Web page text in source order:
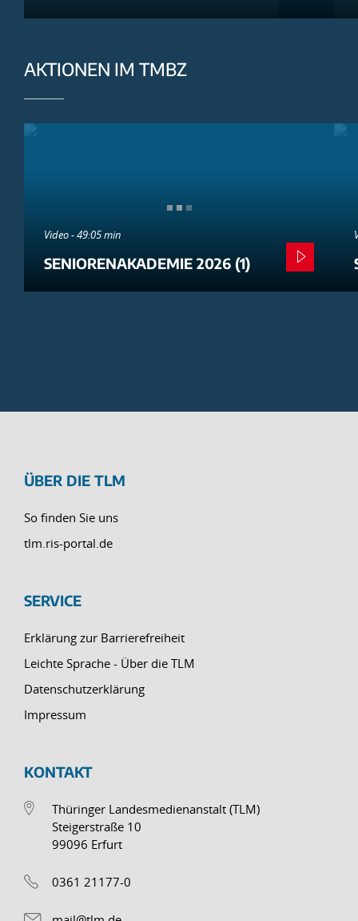
AKTIONEN IM TMBZ
Video - 49:05 min
SENIORENAKADEMIE 2026 (1)
ÜBER DIE TLM
So finden Sie uns
tlm.ris-portal.de
SERVICE
Erklärung zur Barrierefreiheit
Leichte Sprache - Über die TLM
Datenschutzerklärung
Impressum
KONTAKT
Thüringer Landesmedienanstalt (TLM)
Steigerstraße 10
99096 Erfurt
0361 21177-0